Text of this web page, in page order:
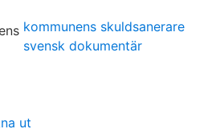
kommunens skuldsanerare
svensk dokumentär
ut